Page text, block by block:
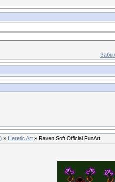
» Heretic Art » Raven Soft Official FunArt